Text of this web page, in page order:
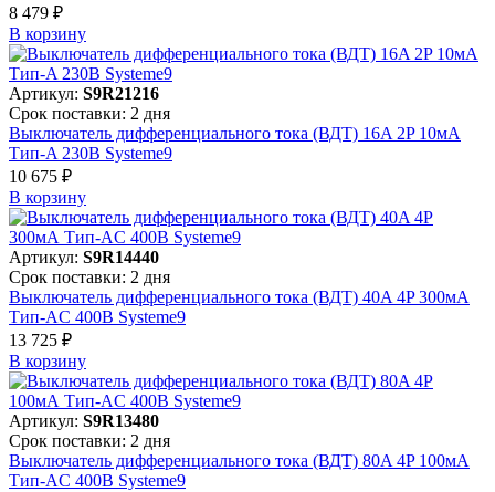
8 479 ₽
В корзинy
Артикул: S9R21216
Срок поставки: 2 дня
Выключатель дифференциального тока (ВДТ) 16A 2P 10мА
Тип-A 230В Systeme9
10 675 ₽
В корзинy
Артикул: S9R14440
Срок поставки: 2 дня
Выключатель дифференциального тока (ВДТ) 40A 4P 300мА
Тип-AC 400В Systeme9
13 725 ₽
В корзинy
Артикул: S9R13480
Срок поставки: 2 дня
Выключатель дифференциального тока (ВДТ) 80A 4P 100мА
Тип-AC 400В Systeme9